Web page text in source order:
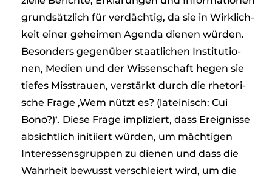
grund­sätz­lich für ver­däch­tig, da sie in Wirk­lich­
keit einer gehei­men Agenda die­nen wür­den.
Beson­ders gegen­über staat­li­chen Insti­tu­tio­
nen, Medien und der Wis­sen­schaft hegen sie
tie­fes Miss­trauen, ver­stärkt durch die rhe­to­ri­
sche Frage ‚Wem nützt es? (latei­nisch: Cui
Bono?)‘. Diese Frage impli­ziert, dass Ereig­nisse
absicht­lich initi­iert wür­den, um mäch­ti­gen
Inter­es­sens­grup­pen zu die­nen und dass die
Wahr­heit bewusst ver­schlei­ert wird, um die